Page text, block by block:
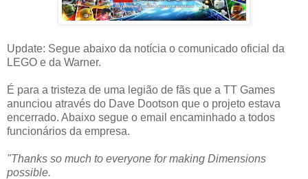
Update: Segue abaixo da notícia o comunicado oficial da
LEGO e da Warner.
É para a tristeza de uma legião de fãs que a TT Games
anunciou através do Dave Dootson que o projeto estava
encerrado. Abaixo segue o email encaminhado a todos
funcionários da empresa.
"Thanks so much to everyone for making Dimensions
possible.